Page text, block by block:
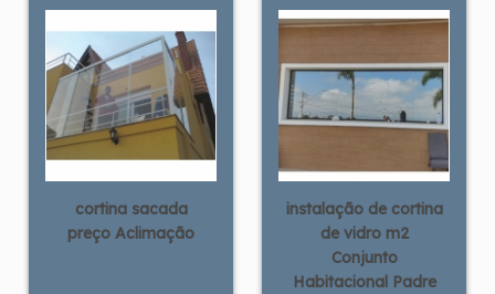
cortina sacada
preço Aclimação
instalação de cortina
de vidro m2
Conjunto
Habitacional Padre